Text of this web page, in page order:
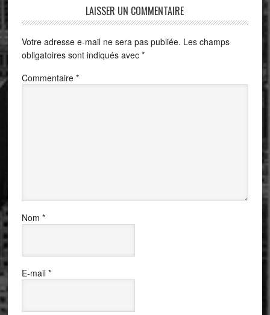
LAISSER UN COMMENTAIRE
Votre adresse e-mail ne sera pas publiée. Les champs
obligatoires sont indiqués avec *
Commentaire *
Nom *
E-mail *